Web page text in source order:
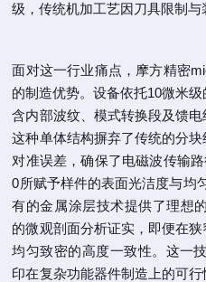
级，传统机加工艺因刀具限制与
面对这一行业痛点，摩方精密
的制造优势。设备依托10微米
含内部波纹、模式转换段及馈电
这种单体结构摒弃了传统的分块
对准误差，确保了电磁波传输
0所赋予样件的表面光洁度与均
有的金属涂层技术提供了理想
的微观剖面分析证实，即便在
均匀致密的高度一致性。这一
印在复杂功能器件制造上的可